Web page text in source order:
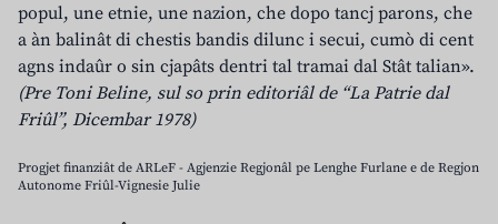
popul, une etnie, une nazion, che dopo tancj parons, che
a àn balinât di chestis bandis dilunc i secui, cumò di cent
agns indaûr o sin cjapâts dentri tal tramai dal Stât talian».
(Pre Toni Beline, sul so prin editoriâl de “La Patrie dal
Friûl”, Dicembar 1978)
Progjet finanziât de ARLeF - Agjenzie Regjonâl pe Lenghe Furlane e de Regjon
Autonome Friûl-Vignesie Julie